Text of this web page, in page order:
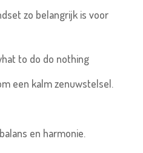
zo belangrijk is voor
to do do nothing
een kalm zenuwstelsel.
en harmonie.